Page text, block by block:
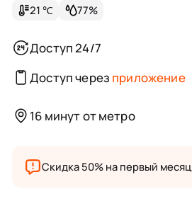
21 ℃ 77%
Доступ 24/7
Доступ через приложение
16 минут от метро
Скидка 50% на первый